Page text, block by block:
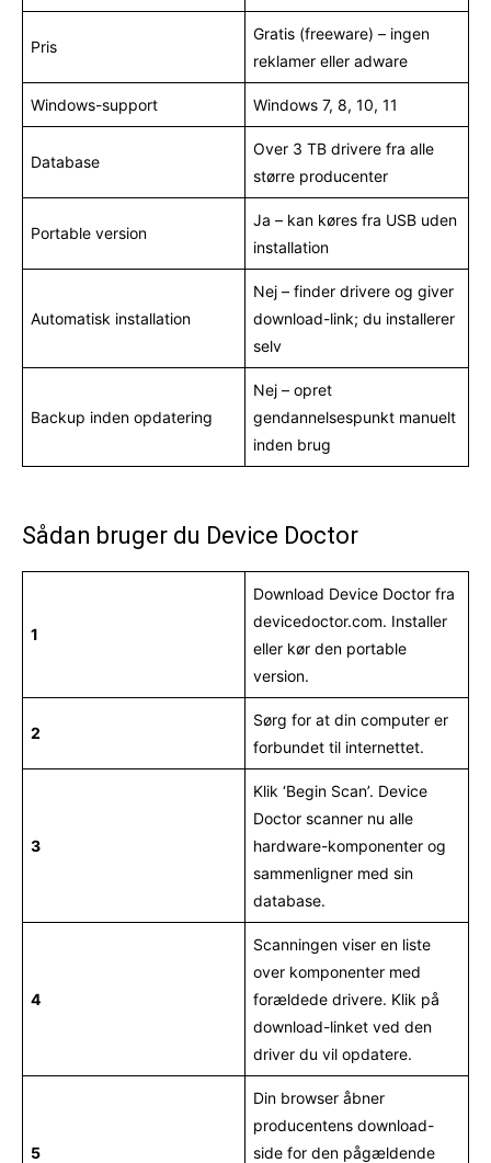
Pris
Gratis (freeware) – ingen
reklamer eller adware
Windows-support Windows 7, 8, 10, 11
Database
Over 3 TB drivere fra alle
større producenter
Portable version
Ja – kan køres fra USB uden
installation
Automatisk installation
Nej – finder drivere og giver
download-link; du installerer
selv
Backup inden opdatering
Nej – opret
gendannelsespunkt manuelt
inden brug
Sådan bruger du Device Doctor
1
Download Device Doctor fra
devicedoctor.com. Installer
eller kør den portable
version.
2
Sørg for at din computer er
forbundet til internettet.
3
Klik ‘Begin Scan’. Device
Doctor scanner nu alle
hardware-komponenter og
sammenligner med sin
database.
4
Scanningen viser en liste
over komponenter med
forældede drivere. Klik på
download-linket ved den
driver du vil opdatere.
5
Din browser åbner
producentens download-
side for den pågældende